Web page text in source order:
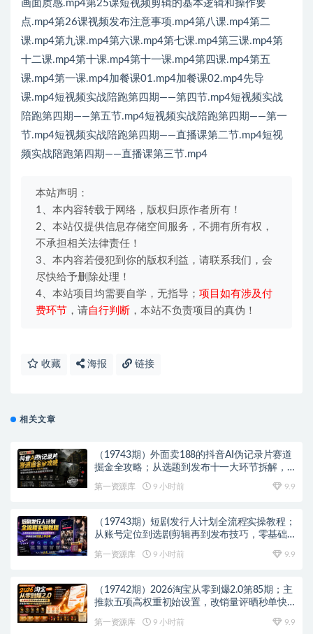
画面质感.mp4第25课短视频剪辑的基本逻辑和操作要
点.mp4第26课视频发布注意事项.mp4第八课.mp4第二
课.mp4第九课.mp4第六课.mp4第七课.mp4第三课.mp4第
十二课.mp4第十课.mp4第十一课.mp4第四课.mp4第五
课.mp4第一课.mp4加餐课01.mp4加餐课02.mp4先导
课.mp4短视频实战陪跑第四期——第四节.mp4短视频实战
陪跑第四期——第五节.mp4短视频实战陪跑第四期——第一
节.mp4短视频实战陪跑第四期——直播课第二节.mp4短视
频实战陪跑第四期——直播课第三节.mp4
本站声明：
1、本内容转载于网络，版权归原作者所有！
2、本站仅提供信息存储空间服务，不拥有所有权，
不承担相关法律责任！
3、本内容若侵犯到你的版权利益，请联系我们，会
尽快给予删除处理！
4、本站项目均需要自学，无指导； 项目如有涉及付
费环节 ，请自行判断 ，本站不负责项目的真伪！
收藏 海报 链接
相关文章
（19743期）外面卖188的抖音AI伪记录片赛道
掘金全攻略；从选题到发布十一大环节拆解，
第一资源库 9 小时前 9.9
（19743期）短剧发行人计划全流程实操教程；
从账号定位到选剧剪辑再到发布技巧，零基础
第一资源库 9 小时前 9.9
（19742期）2026淘宝从零到爆2.0第85期；主
推款五项高权重初始设置，改销量评晒秒单快
第一资源库 9 小时前 9.9